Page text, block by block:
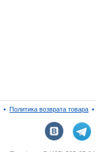
▪ Политика возврата товара ▪